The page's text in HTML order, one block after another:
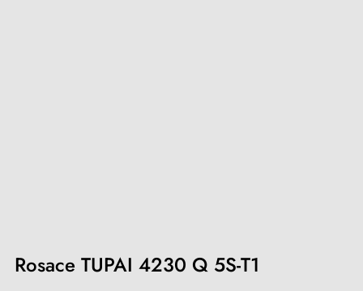
Rosace TUPAI 4230 Q 5S-T1